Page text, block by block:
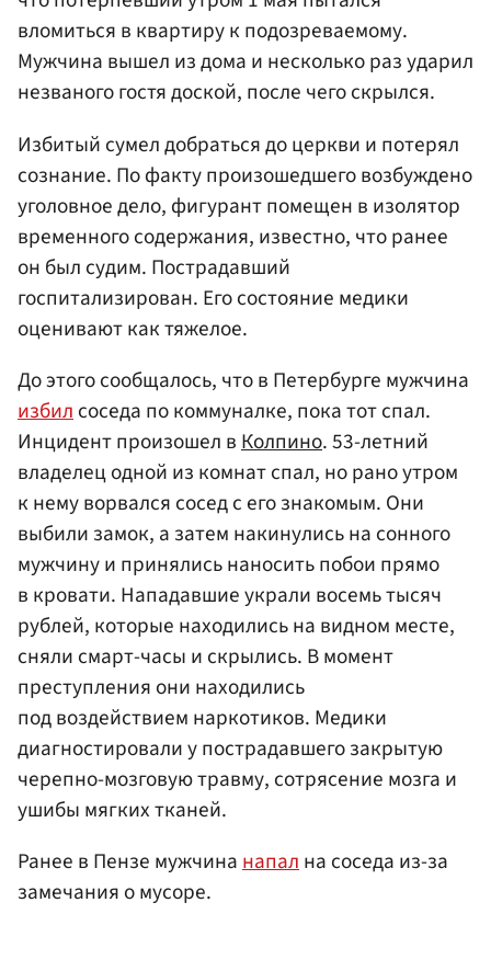
вломиться в квартиру к подозреваемому.
Мужчина вышел из дома и несколько раз ударил
незваного гостя доской, после чего скрылся.
Избитый сумел добраться до церкви и потерял
сознание. По факту произошедшего возбуждено
уголовное дело, фигурант помещен в изолятор
временного содержания, известно, что ранее
он был судим. Пострадавший
госпитализирован. Его состояние медики
оценивают как тяжелое.
До этого сообщалось, что в Петербурге мужчина
избилсоседа по коммуналке, пока тот спал.
Инцидент произошел вКолпино. 53-летний
владелец одной из комнат спал, но рано утром
к нему ворвался сосед с его знакомым. Они
выбили замок, а затем накинулись на сонного
мужчину и принялись наносить побои прямо
в кровати. Нападавшие украли восемь тысяч
рублей, которые находились на видном месте,
сняли смарт-часы и скрылись. В момент
преступления они находились
под воздействием наркотиков. Медики
диагностировали у пострадавшего закрытую
черепно-мозговую травму, сотрясение мозга и
ушибы мягких тканей.
Ранее в Пензе мужчинанапална соседа из-за
замечания о мусоре.